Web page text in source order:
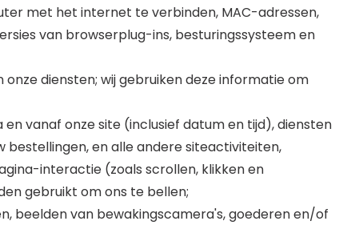
met het internet te verbinden, MAC-adressen,
van browserplug-ins, besturingssysteem en
diensten; wij gebruiken deze informatie om
vanaf onze site (inclusief datum en tijd), diensten
bestellingen, en alle andere siteactiviteiten,
interactie (zoals scrollen, klikken en
gebruikt om ons te bellen;
beelden van bewakingscamera's, goederen en/of